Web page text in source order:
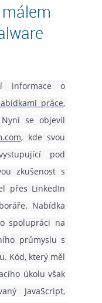
informace o
práce,
, kde svou
pod
zkušenost s
přes LinkedIn
Nabídka
spolupráci na
průmyslu s
Kód, který měl
úkolu však
JavaScript,